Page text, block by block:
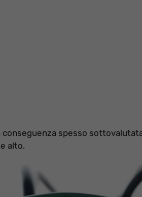
spesso
alto.